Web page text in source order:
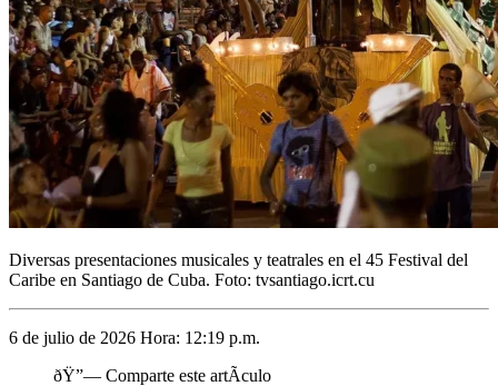
Diversas presentaciones musicales y teatrales en el 45 Festival del
Caribe en Santiago de Cuba. Foto: tvsantiago.icrt.cu
6 de julio de 2026 Hora: 12:19 p.m.
ðŸ”— Comparte este artÃ­culo